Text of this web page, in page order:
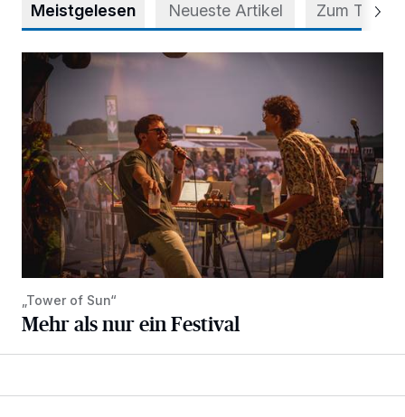
Meistgelesen Neueste Artikel Zum Thema
Mehr als nur ein Festival
„Tower of Sun“
Mehr als nur ein Festival